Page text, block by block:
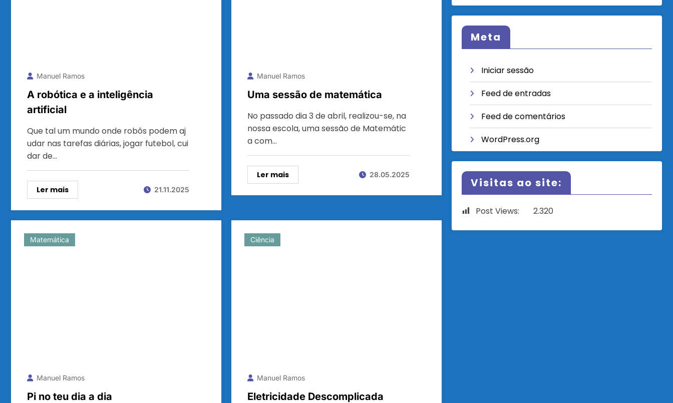
Manuel Ramos
A robótica e a inteligência
artificial
Que tal um mundo onde robôs podem aj
udar nas tarefas diárias, jogar futebol, cui
dar de…
Ler mais 21.11.2025
Manuel Ramos
Uma sessão de matemática
No passado dia 3 de abril, realizou-se, na
nossa escola, uma sessão de Matemátic
a com…
Ler mais 28.05.2025
Matemática
Manuel Ramos
Pi no teu dia a dia
Ciência
Manuel Ramos
Eletricidade Descomplicada
Meta
Iniciar sessão
Feed de entradas
Feed de comentários
WordPress.org
Visitas ao site:
Post Views: 2.320